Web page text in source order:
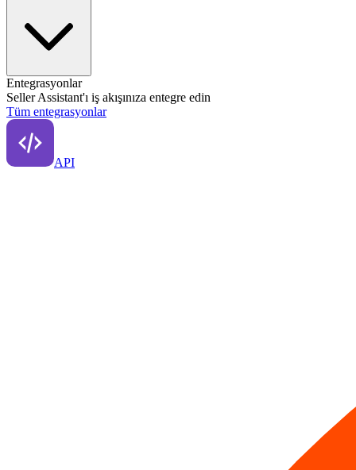
Entegrasyonlar
Seller Assistant'ı iş akışınıza entegre edin
Tüm entegrasyonlar
API